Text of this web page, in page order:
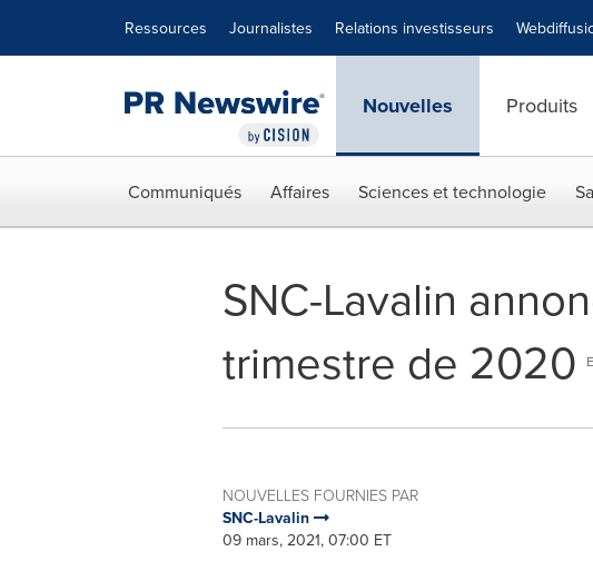
Ressources Journalistes Relations investisseurs
Nouvelles Produits
Communiqués Affaires Sciences et technologie
SNC-Lavalin
trimestre de 2020
NOUVELLES FOURNIES PAR
SNC-Lavalin
09 mars, 2021, 07:00 ET